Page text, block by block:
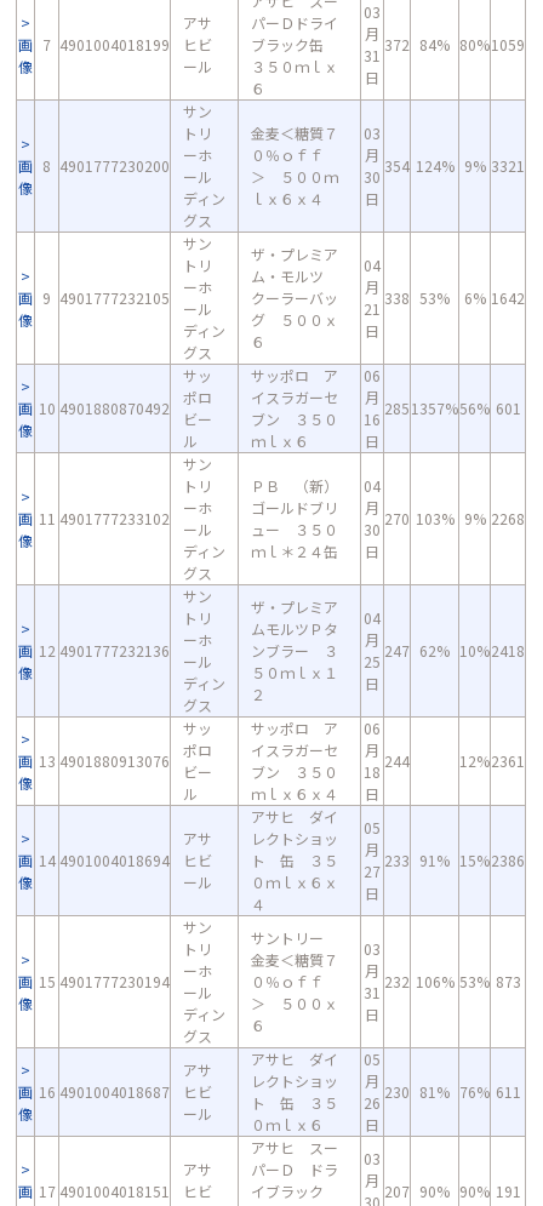
画
像
7 4901004018199
アサ
ヒビ
ール
パーＤドライ
ブラック缶
３５０ｍｌｘ
６
03
月
31
日
372 84% 80%1059
画
像
8 4901777230200
サン
トリ
ーホ
ール
ディン
グス
金麦＜糖質７
０％ｏｆｆ
＞ ５００ｍ
ｌｘ６ｘ４
03
月
30
日
354 124% 9% 3321
画
像
9 4901777232105
サン
トリ
ーホ
ール
ディン
グス
ザ・プレミア
ム・モルツ
クーラーバッ
グ ５００ｘ
６
04
月
21
日
338 53% 6% 1642
画
像
10 4901880870492
サッ
ポロ
ビー
ル
サッポロ ア
イスラガーセ
ブン ３５０
ｍｌｘ６
06
月
16
日
2851357%56% 601
画
像
11 4901777233102
サン
トリ
ーホ
ール
ディン
グス
ＰＢ （新）
ゴールドブリ
ュー ３５０
ｍｌ＊２４缶
04
月
30
日
270 103% 9% 2268
画
像
12 4901777232136
サン
トリ
ーホ
ール
ディン
グス
ザ・プレミア
ムモルツＰタ
ンブラー ３
５０ｍｌｘ１
２
04
月
25
日
247 62% 10%2418
画
像
13 4901880913076
サッ
ポロ
ビー
ル
サッポロ ア
イスラガーセ
ブン ３５０
ｍｌｘ６ｘ４
06
月
18
日
244 12%2361
画
像
14 4901004018694
アサ
ヒビ
ール
アサヒ ダイ
レクトショッ
ト 缶 ３５
０ｍｌｘ６ｘ
４
05
月
27
日
233 91% 15%2386
画
像
15 4901777230194
サン
トリ
ーホ
ール
ディン
グス
サントリー
金麦＜糖質７
０％ｏｆｆ
＞ ５００ｘ
６
03
月
31
日
232 106% 53% 873
画
像
16 4901004018687
アサ
ヒビ
ール
アサヒ ダイ
レクトショッ
ト 缶 ３５
０ｍｌｘ６
05
月
26
日
230 81% 76% 611
画 17 4901004018151
アサ
ヒビ
アサヒ スー
パーＤ ドラ
イブラック
03
月
30
207 90% 90% 191